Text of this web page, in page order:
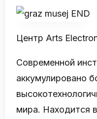
Центр Arts
Современной
аккумулировано
мира. Находится